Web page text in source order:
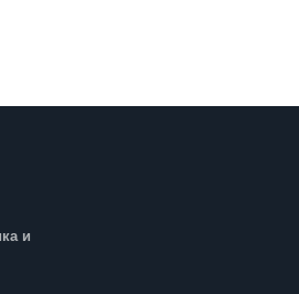
и